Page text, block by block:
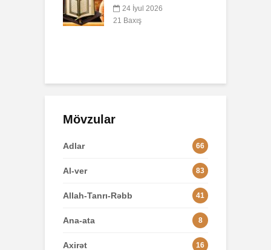
AŞURA BARƏDƏ
26 İyun 2026
Mövzular
Adlar 66
Al-ver 83
Allah-Tanrı-Rəbb 41
Ana-ata 8
Axirət 16